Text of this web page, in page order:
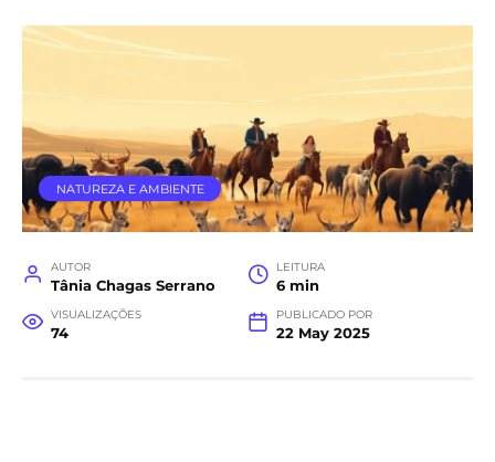
NATUREZA E AMBIENTE
AUTOR
Tânia Chagas Serrano
LEITURA
6 min
VISUALIZAÇÕES
74
PUBLICADO POR
22 May 2025